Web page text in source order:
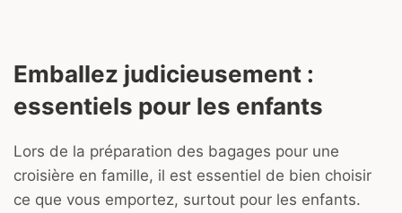
Emballez judicieusement :
essentiels pour les enfants
Lors de la préparation des bagages pour une
croisière en famille, il est essentiel de bien choisir
ce que vous emportez, surtout pour les enfants.